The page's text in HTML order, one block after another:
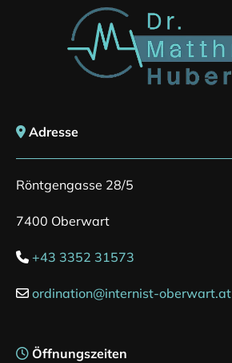
 Adresse
Röntgengasse 28/5
7400 Oberwart
 +43 3352 31573
 ordination@internist-oberwart.at
 Öffnungszeiten